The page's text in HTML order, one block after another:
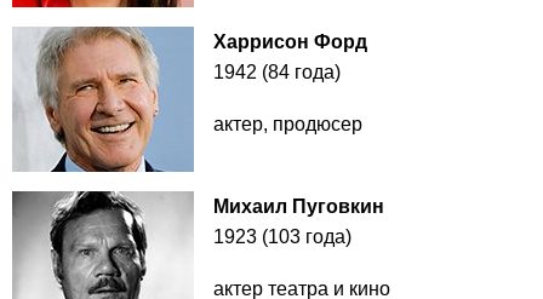
Харрисон Форд
1942 (84 года)
актер, продюсер
Михаил Пуговкин
1923 (103 года)
актер театра и кино